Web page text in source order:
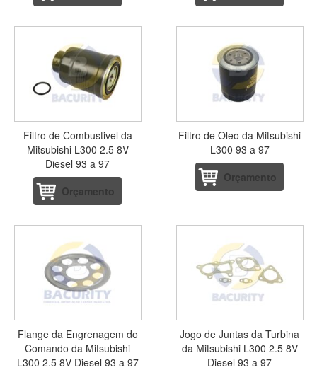
Filtro de Combustivel da
Mitsubishi L300 2.5 8V
Diesel 93 a 97
Orçamento
Filtro de Oleo da Mitsubishi
L300 93 a 97
Orçamento
Flange da Engrenagem do
Comando da Mitsubishi
L300 2.5 8V Diesel 93 a 97
Jogo de Juntas da Turbina
da Mitsubishi L300 2.5 8V
Diesel 93 a 97